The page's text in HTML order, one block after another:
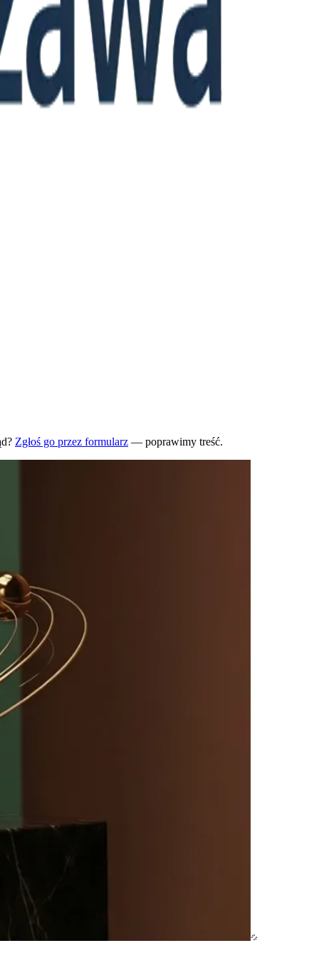
Zgłoś go przez formularz — poprawimy treść.